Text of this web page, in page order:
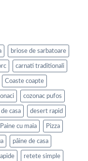
briose de sarbatoare
carnati traditionali
Coaste coapte
cozonac pufos
casa desert rapid
Paine cu maia Pizza
pâine de casa
retete simple